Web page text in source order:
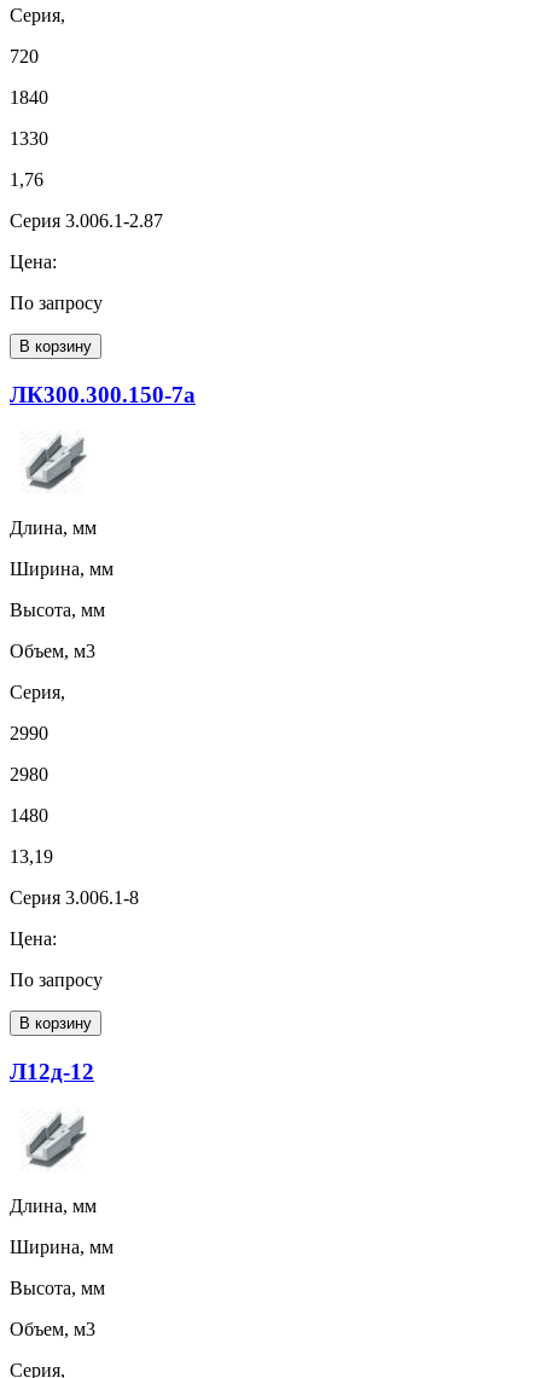
Серия,
720
1840
1330
1,76
Серия 3.006.1-2.87
Цена:
По запросу
В корзину
ЛК300.300.150-7а
Длина, мм
Ширина, мм
Высота, мм
Объем, м3
Серия,
2990
2980
1480
13,19
Серия 3.006.1-8
Цена:
По запросу
В корзину
Л12д-12
Длина, мм
Ширина, мм
Высота, мм
Объем, м3
Серия,